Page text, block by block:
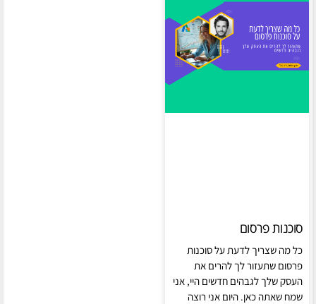
סוכנות פרסום
כל מה שצריך לדעת על סוכנות
פרסום שתעזור לך להרים את
העסק שלך לגבהים חדשים היי, אני
שמח שאתה כאן. היום אני רוצה